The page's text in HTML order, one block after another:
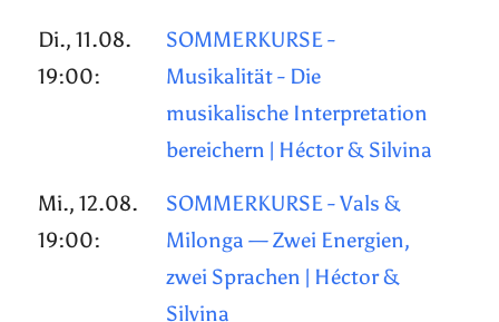
Di., 11.08.
19:00:
SOMMERKURSE -
Musikalität - Die
musikalische Interpretation
bereichern | Héctor & Silvina
Mi., 12.08.
19:00:
SOMMERKURSE - Vals &
Milonga — Zwei Energien,
zwei Sprachen | Héctor &
Silvina